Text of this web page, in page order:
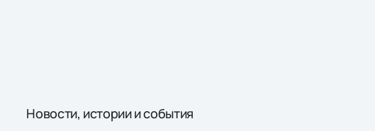
Новости, истории и события